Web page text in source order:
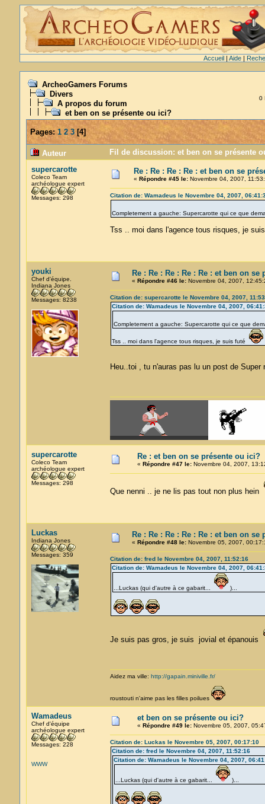
Accueil| Aide|
ArcheoGamers Forums
Divers
A propos du forum
et ben on se présente ou ici?
0
Pages: 1 2 3[4]
Auteur
Fil de discussion: et ben on se présente
supercarotte
Coleco Team
archéologue expert
Messages: 298
Re : Re : Re : Re : et ben on se
« Répondre #45 le:Novembre 04, 2007,
Citation de: Wamadeus le Novembre 04, 2007,
Completement a gauche: Supercarotte qui ce que
Tss .. moi dans l'agence tous risques, je
youki
Chef d'équipe.
Indiana Jones
Messages: 8238
Re : Re : Re : Re : Re : et ben on se
« Répondre #46 le:Novembre 04, 2007,
Citation de: supercarotte le Novembre 04, 2007,
Citation de: Wamadeus le Novembre 04, 2007,
Completement a gauche: Supercarotte qui ce que
Tss .. moi dans l'agence tous risques, je suis futé
Heu..toi , tu n'auras pas lu un post de
supercarotte
Coleco Team
archéologue expert
Messages: 298
Re : et ben on se présente ou ici?
« Répondre #47 le:Novembre 04, 2007,
Que nenni .. je ne lis pas tout non plus hein
Luckas
Indiana Jones
Messages: 359
Re : Re : Re : Re : Re : et ben on se
« Répondre #48 le:Novembre 05, 2007,
Citation de: fred le Novembre 04, 2007, 11:52:16
Citation de: Wamadeus le Novembre 04, 2007,
...Luckas (qui d'autre à ce gabarit... )...
Je suis pas gros, je suis jovial et épanouis
Aidez ma ville: http://gapain.miniville.fr/
roustouti n'aime pas les filles poilues
Wamadeus
Chef d'équipe
archéologue expert
Messages: 228
WWW
et ben on se présente ou ici?
« Répondre #49 le:Novembre 05, 2007,
Citation de: Luckas le Novembre 05, 2007, 00:17:10
Citation de: fred le Novembre 04, 2007, 11:52:16
Citation de: Wamadeus le Novembre 04, 2007,
...Luckas (qui d'autre à ce gabarit... )...